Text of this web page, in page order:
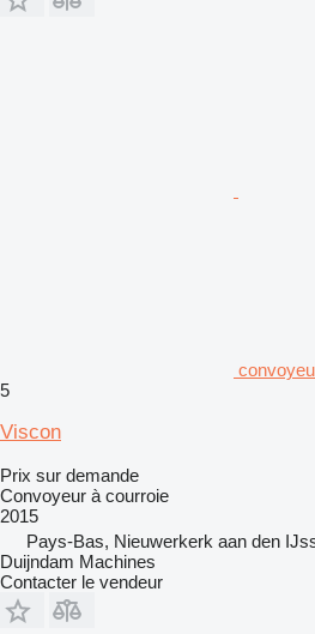
5
Viscon
Prix sur demande
Convoyeur à courroie
2015
Pays-Bas, Nieuwerkerk aan den
Duijndam Machines
Contacter le vendeur